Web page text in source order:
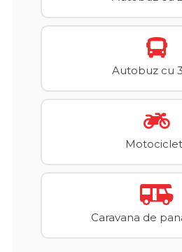
Autobuz cu
Caravana de